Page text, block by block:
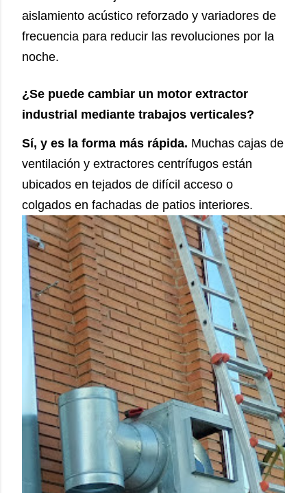
aislamiento acústico reforzado y variadores de
frecuencia para reducir las revoluciones por la
noche.
¿Se puede cambiar un motor extractor
industrial mediante trabajos verticales?
Sí, y es la forma más rápida. Muchas cajas de
ventilación y extractores centrífugos están
ubicados en tejados de difícil acceso o
colgados en fachadas de patios interiores.